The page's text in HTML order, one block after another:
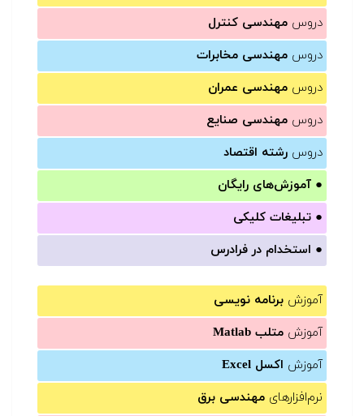
دروس مهندسی کنترل
دروس مهندسی مخابرات
دروس مهندسی عمران
دروس مهندسی صنایع
دروس رشته اقتصاد
● آموزش‌های رایگان
● تبلیغات کلیکی
● استخدام در فرادرس
آموزش برنامه نویسی
آموزش متلب Matlab
آموزش اکسل Excel
نرم‌افزارهای مهندسی برق